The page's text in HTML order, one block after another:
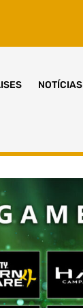
NOTÍCIAS